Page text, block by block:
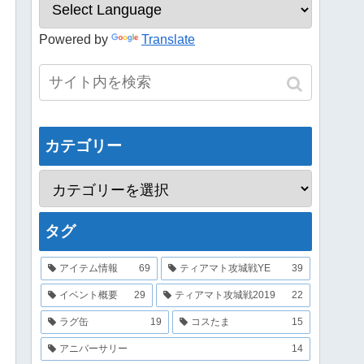
Powered by Translate
カテゴリー
タグ
アイテム情報 69 ティアマト攻城戦YE 39
イベント概要 29 ティアマト攻城戦2019 22
ラグ缶 19 コスたま 15
アニバーサリー 14